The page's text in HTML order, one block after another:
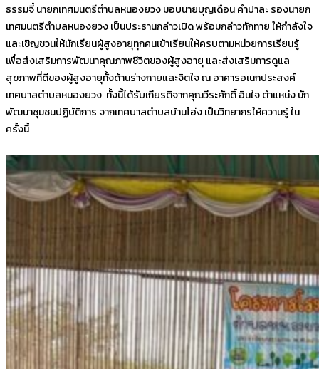
ธรรมจี๋ นายกเทศมนตรีตำบลหนองยวง มอบนายบุญเดือน คำปาละ รองนายก
เทศมนตรีตำบลหนองยวง เป็นประธานกล่าวเปิด พร้อมกล่าวทักทาย ให้กำลังใจ
และเชิญชวนให้นักเรียนผู้สูงอายุทุกคนเข้าเรียนให้ครบตามหน่วยการเรียนรู้
เพื่อส่งเสริมการพัฒนาคุณภาพชีวิตของผู้สูงอายุ และส่งเสริมการดูแล
สุขภาพที่ดีของผู้สูงอายุทั้งด้านร่างกายและจิตใจ ณ อาคารอเนกประสงค์
เทศบาลตำบลหนองยวง ทั้งนี้ได้รับเกียรติจากคุณวีระศักดิ์ อินใจ ตำแหน่ง นัก
พัฒนาชุมชนปฏิบัติการ จากเทศบาลตำบลบ้านโฮ่ง เป็นวิทยากรให้ความรู้ ใน
ครั้งนี้